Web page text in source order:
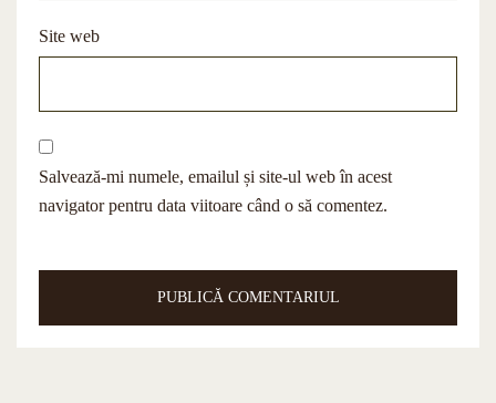
Site web
Salvează-mi numele, emailul și site-ul web în acest
navigator pentru data viitoare când o să comentez.